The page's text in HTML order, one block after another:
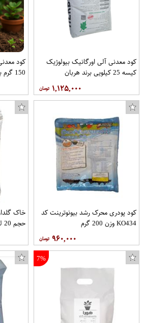
کود معدنی آلی اورگانیک بیولوژیک
کیسه 25 کیلویی برند هربان
۱,۱۲۵,۰۰۰
150 گرم برند هربان
کود پودری محرک رشد بیونوترینت کد
KO434 وزن 200 گرم
۹۶۰,۰۰۰
حجم 20 لیتر
7%